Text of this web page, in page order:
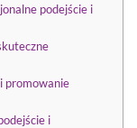
podejście i
promowanie
i